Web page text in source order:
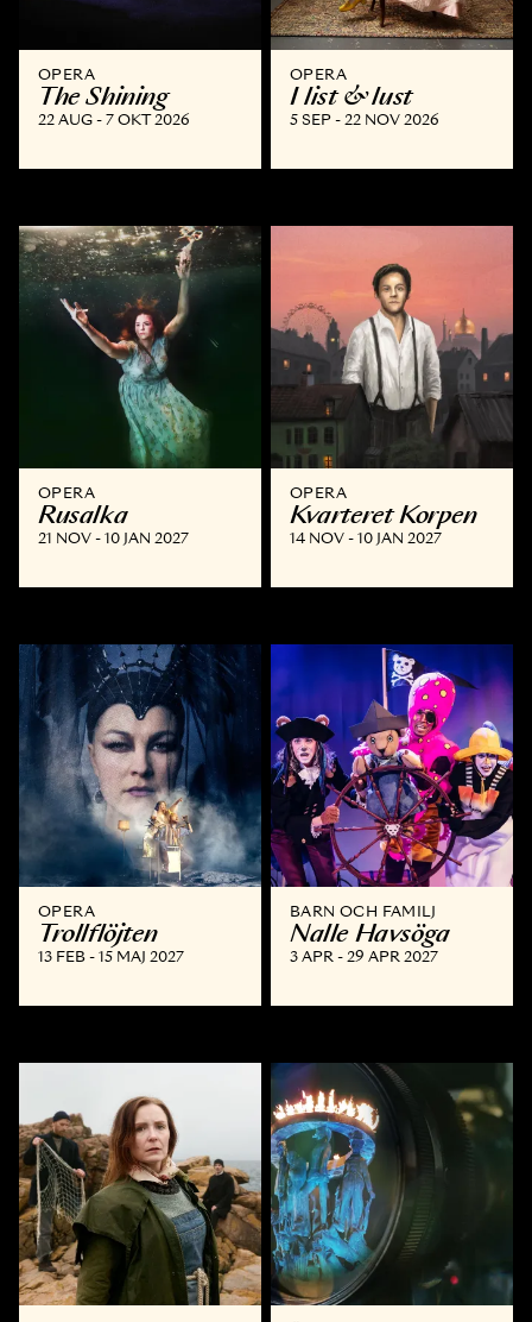
OPERA
The Shining
22 AUG - 7 OKT 2026
OPERA
I list & lust
5 SEP - 22 NOV 2026
OPERA
Rusalka
21 NOV - 10 JAN 2027
OPERA
Kvarteret Korpen
14 NOV - 10 JAN 2027
OPERA
Trollflöjten
13 FEB - 15 MAJ 2027
BARN OCH FAMILJ
Nalle Havsöga
3 APR - 29 APR 2027